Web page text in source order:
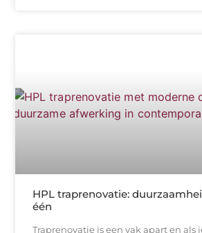
HPL traprenovatie:
één
Traprenovatie is een vak apart en als